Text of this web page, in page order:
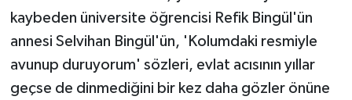
kaybeden üniversite öğrencisi Refik Bingül'ün
annesi Selvihan Bingül'ün, 'Kolumdaki resmiyle
avunup duruyorum' sözleri, evlat acısının yıllar
geçse de dinmediğini bir kez daha gözler önüne